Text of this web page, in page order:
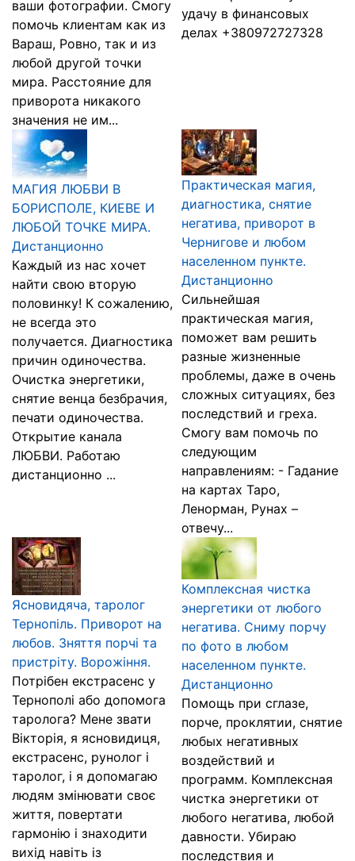
ваши фотографии. Смогу
помочь клиентам как из
Вараш, Ровно, так и из
любой другой точки
мира. Расстояние для
приворота никакого
значения не им...
удачу в финансовых
делах +380972727328
МАГИЯ ЛЮБВИ В
БОРИСПОЛЕ, КИЕВЕ И
ЛЮБОЙ ТОЧКЕ МИРА.
Дистанционно
Каждый из нас хочет
найти свою вторую
половинку! К сожалению,
не всегда это
получается. Диагностика
причин одиночества.
Очистка энергетики,
снятие венца безбрачия,
печати одиночества.
Открытие канала
ЛЮБВИ. Работаю
дистанционно ...
Практическая магия,
диагностика, снятие
негатива, приворот в
Чернигове и любом
населенном пункте.
Дистанционно
Сильнейшая
практическая магия,
поможет вам решить
разные жизненные
проблемы, даже в очень
сложных ситуациях, без
последствий и греха.
Смогу вам помочь по
следующим
направлениям: - Гадание
на картах Таро,
Ленорман, Рунах –
отвечу...
Ясновидяча, таролог
Тернопіль. Приворот на
любов. Зняття порчі та
пристріту. Ворожіння.
Потрібен екстрасенс у
Тернополі або допомога
таролога? Мене звати
Вікторія, я ясновидиця,
екстрасенс, рунолог і
таролог, і я допомагаю
людям змінювати своє
життя, повертати
гармонію і знаходити
вихід навіть із
Комплексная чистка
энергетики от любого
негатива. Сниму порчу
по фото в любом
населенном пункте.
Дистанционно
Помощь при сглазе,
порче, проклятии, снятие
любых негативных
воздействий и
программ. Комплексная
чистка энергетики от
любого негатива, любой
давности. Убираю
последствия и